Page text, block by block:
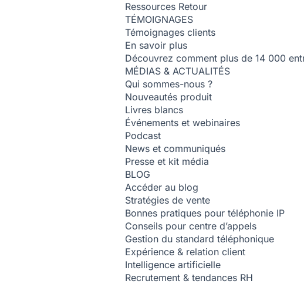
Ressources Retour
TÉMOIGNAGES
Témoignages clients
En savoir plus
Découvrez comment plus de 14 000
MÉDIAS & ACTUALITÉS
Qui sommes-nous ?
Nouveautés produit
Livres blancs
Événements et webinaires
Podcast
News et communiqués
Presse et kit média
BLOG
Accéder au blog
Stratégies de vente
Bonnes pratiques pour téléphonie IP
Conseils pour centre d’appels
Gestion du standard téléphonique
Expérience & relation client
Intelligence artificielle
Recrutement & tendances RH